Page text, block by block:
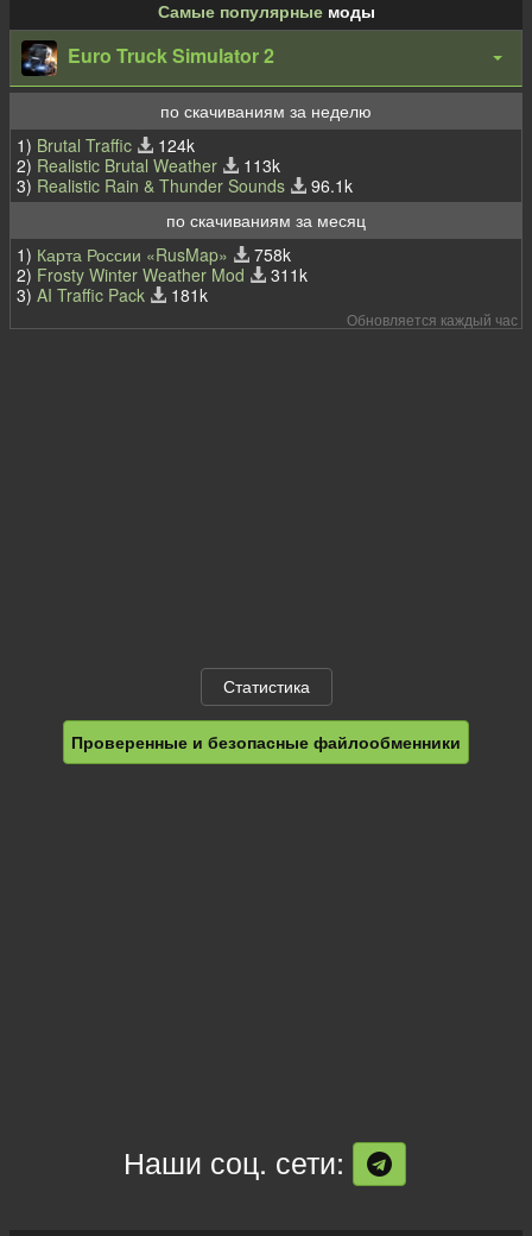
Самые популярныемоды
Euro Truck Simulator 2
по скачиваниям за неделю
1) Brutal Traffic
124k
2) Realistic Brutal Weather
113k
3) Realistic Rain & Thunder Sounds
96.1k
по скачиваниям за месяц
1) Карта России «RusMap»
758k
2) Frosty Winter Weather Mod
311k
3) AI Traffic Pack 181k
Обновляется каждый час
Статистика
Проверенные и безопасные файлообменники
Наши соц. сети: